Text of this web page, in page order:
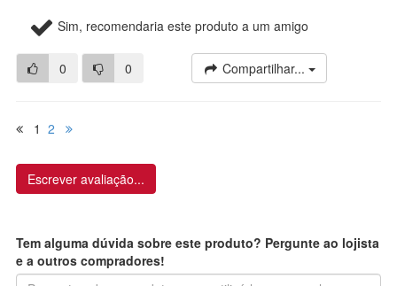
Sim, recomendaria este produto a um amigo
0 0 Compartilhar...
1 2
Escrever avaliação...
Tem alguma dúvida sobre este produto? Pergunte ao lojista
e a outros compradores!